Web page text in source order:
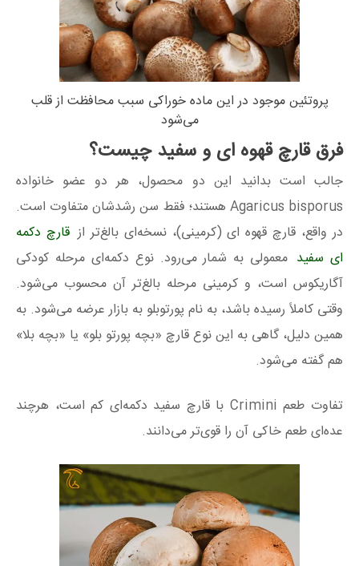
پروتئین موجود در این ماده خوراکی سبب محافظت از قلب
می‌شود
فرق ‌قارچ قهوه ای و سفید چیست؟
جالب است بدانید این دو محصول، هر دو عضو خانواده
Agaricus bisporus هستند؛ فقط سن رشدشان متفاوت است.
در واقع، قارچ قهوه‌ ای (کرمینی)، نسخه‌ای بالغ‌تر از قارچ دکمه
ای سفید معمولی به شمار می‌رود. نوع دکمه‌ای مرحله کودکی
آگاریکوس است، و کرمینی مرحله بالغ‌تر آن محسوب می‌شود.
وقتی کاملاً رسیده باشد، به نام پورتوبلو به بازار عرضه می‌شود. به
همین دلیل، گاهی به این نوع قارچ «بچه پورتو بلو» یا «بچه بلا»
هم گفته می‌شود.
تفاوت طعم Crimini با قارچ سفید دکمه‌ای کم است، هرچند
عده‌ای طعم خاکی آن را قوی‌تر می‌دانند.